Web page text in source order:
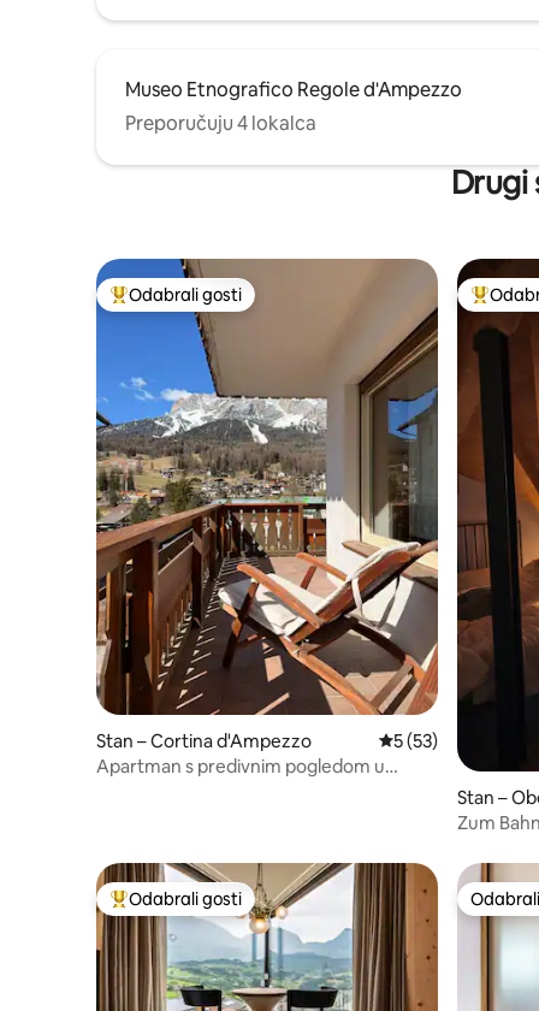
Museo Etnografico Regole d'Ampezzo
Preporučuju 4 lokalca
Drugi
Među najviše rangiranima s oznakom „Odabrali gosti”
Odabrali gosti
Stan – Cortina d'Ampezzo Prosječna ocjena:
5 (53)
Apartman s predivnim pogledom u
Među
Stan –
Zum
Među najviše rangiranima s oznakom „Odabrali gosti”
Odabrali gosti